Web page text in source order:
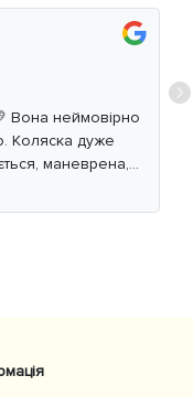
Вона неймовірно
Коляска дуже
маневрена,
Дитині
капюшон